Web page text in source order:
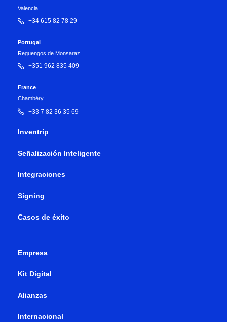
Valencia
+34 615 82 78 29
Portugal
Reguengos de Monsaraz
+351 962 835 409
France
Chambéry
+33 7 82 36 35 69
Inventrip
Señalización Inteligente
Integraciones
Signing
Casos de éxito
Empresa
Kit Digital
Alianzas
Internacional